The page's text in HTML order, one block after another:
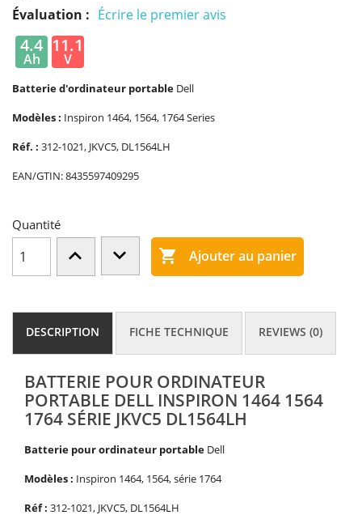
Évaluation : Écrire le premier avis
4.4
Ah
11.1
V
Batterie d'ordinateur portable Dell
Modèles : Inspiron 1464, 1564, 1764 Series
Réf. : 312-1021, JKVC5, DL1564LH
EAN/GTIN:8435597409295
Quantité
 Ajouter au panier
DESCRIPTION FICHE TECHNIQUE REVIEWS (0)
BATTERIE POUR ORDINATEUR
PORTABLE DELL INSPIRON 1464 1564
1764 SÉRIE JKVC5 DL1564LH
Batterie pour ordinateur portable Dell
Modèles : Inspiron 1464, 1564, série 1764
Réf : 312-1021, JKVC5, DL1564LH